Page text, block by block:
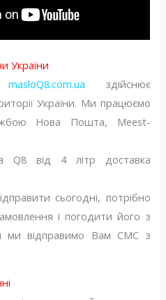
України
masloQ8.com.ua здійснює
України. Ми працюємо
Нова Пошта, Meest-
Q8 від 4 літр доставка
сьогодні, потрібно
і погодити його з
ми відправимо Вам СМС з